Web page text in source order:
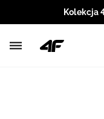
Kolekcja